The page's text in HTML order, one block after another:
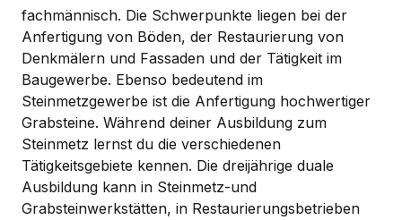
fachmännisch. Die Schwerpunkte liegen bei der
Anfertigung von Böden, der Restaurierung von
Denkmälern und Fassaden und der Tätigkeit im
Baugewerbe. Ebenso bedeutend im
Steinmetzgewerbe ist die Anfertigung hochwertiger
Grabsteine. Während deiner Ausbildung zum
Steinmetz lernst du die verschiedenen
Tätigkeitsgebiete kennen. Die dreijährige duale
Ausbildung kann in Steinmetz-und
Grabsteinwerkstätten, in Restaurierungsbetrieben